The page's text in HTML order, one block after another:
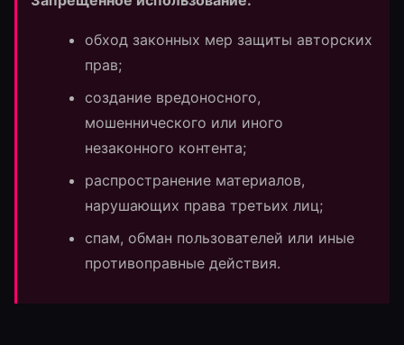
обход законных мер защиты авторских
прав;
создание вредоносного,
мошеннического или иного
незаконного контента;
распространение материалов,
нарушающих права третьих лиц;
спам, обман пользователей или иные
противоправные действия.